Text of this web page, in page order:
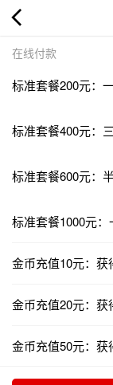
在线付款
标准套餐200元：
标准套餐400元：
标准套餐600元：
标准套餐1000元
金币充值10元：获
金币充值20元：获
金币充值50元：获